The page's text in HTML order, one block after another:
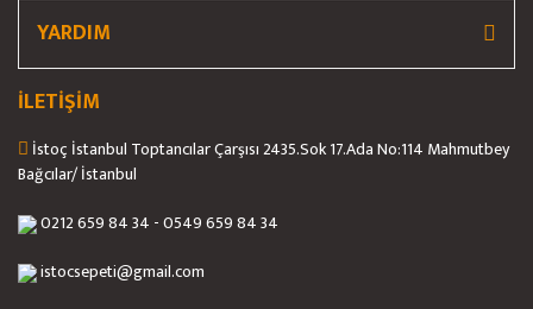
YARDIM
İLETİŞİM
İstoç İstanbul Toptancılar Çarşısı 2435.Sok 17.Ada No:114 Mahmutbey
Bağcılar/ İstanbul
0212 659 84 34 - 0549 659 84 34
istocsepeti@gmail.com